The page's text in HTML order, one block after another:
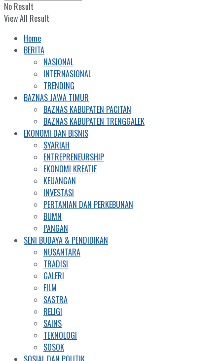
No Result
View All Result
Home
BERITA
NASIONAL
INTERNASIONAL
TRENDING
BAZNAS JAWA TIMUR
BAZNAS KABUPATEN PACITAN
BAZNAS KABUPATEN TRENGGALEK
EKONOMI DAN BISNIS
SYARIAH
ENTREPRENEURSHIP
EKONOMI KREATIF
KEUANGAN
INVESTASI
PERTANIAN DAN PERKEBUNAN
BUMN
PANGAN
SENI BUDAYA & PENDIDIKAN
NUSANTARA
TRADISI
GALERI
FILM
SASTRA
RELIGI
SAINS
TEKNOLOGI
SOSOK